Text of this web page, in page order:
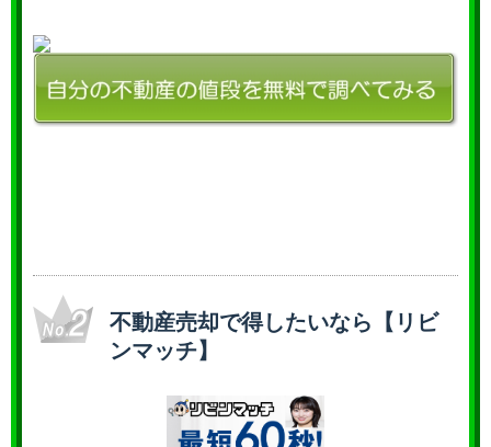
不動産売却で得したいなら【リビ
ンマッチ】